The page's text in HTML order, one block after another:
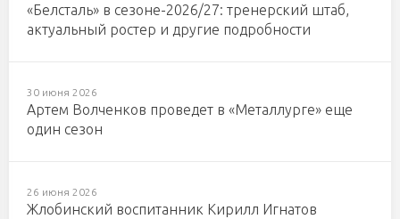
«Белсталь» в сезоне-2026/27: тренерский штаб,
актуальный ростер и другие подробности
30 июня 2026
Артем Волченков проведет в «Металлурге» еще
один сезон
26 июня 2026
Жлобинский воспитанник Кирилл Игнатов